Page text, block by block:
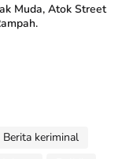
Muda, Atok Street
Berita keriminal